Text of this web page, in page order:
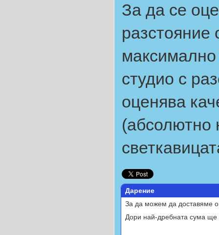
За да се
разстояние
студио с
оценява
(абсолютно
Дарение
За да можем да доставяме
Дори най-дребната сума